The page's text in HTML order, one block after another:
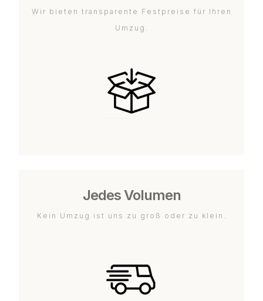
Wir bieten transparente Festpreise für Ihren
Umzug.
Jedes Volumen
Kein Umzug ist uns zu groß oder zu klein.